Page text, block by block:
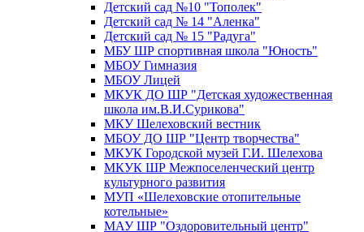
Детский сад №10 "Тополек"
Детский сад № 14 "Аленка"
Детский сад № 15 "Радуга"
МБУ ШР спортивная школа "Юность"
МБОУ Гимназия
МБОУ Лицей
МКУК ДО ШР "Детская художественная
школа им.В.И.Сурикова"
МКУ Шелеховский вестник
МБОУ ДО ШР "Центр творчества"
МКУК Городской музей Г.И. Шелехова
МКУК ШР Межпоселенческий центр
культурного развития
МУП «Шелеховские отопительные
котельные»
МАУ ШР "Оздоровительный центр"